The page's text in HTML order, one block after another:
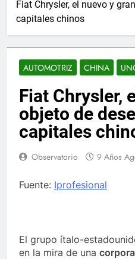
Fiat Chrysler, el nuevo y
capitales chinos
AUTOMOTRIZ CHINA
Fiat Chrysler,
objeto de
capitales
Observatorio 9 Años
Fuente: Iprofesional
El grupo ítalo-
en la mira de una